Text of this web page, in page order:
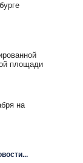
площади
на